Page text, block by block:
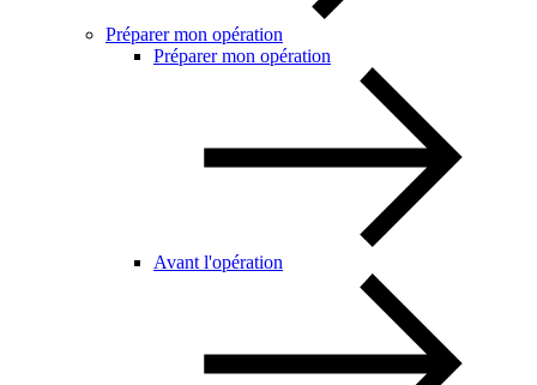
Préparer mon opération
Préparer mon opération
Avant l'opération